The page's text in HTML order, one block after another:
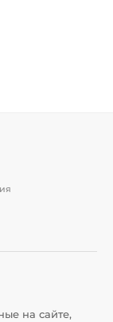
на сайте,